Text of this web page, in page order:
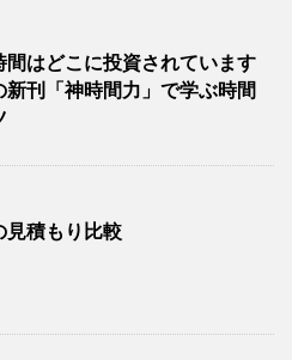
間はどこに投資されています
新刊「神時間力」で学ぶ時間
見積もり比較